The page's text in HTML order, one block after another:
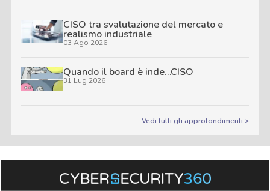
CISO tra svalutazione del mercato e
realismo industriale
03 Ago 2026
Quando il board è inde…CISO
31 Lug 2026
Vedi tutti gli approfondimenti >